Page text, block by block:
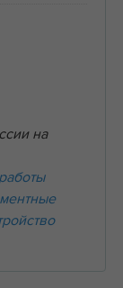
на